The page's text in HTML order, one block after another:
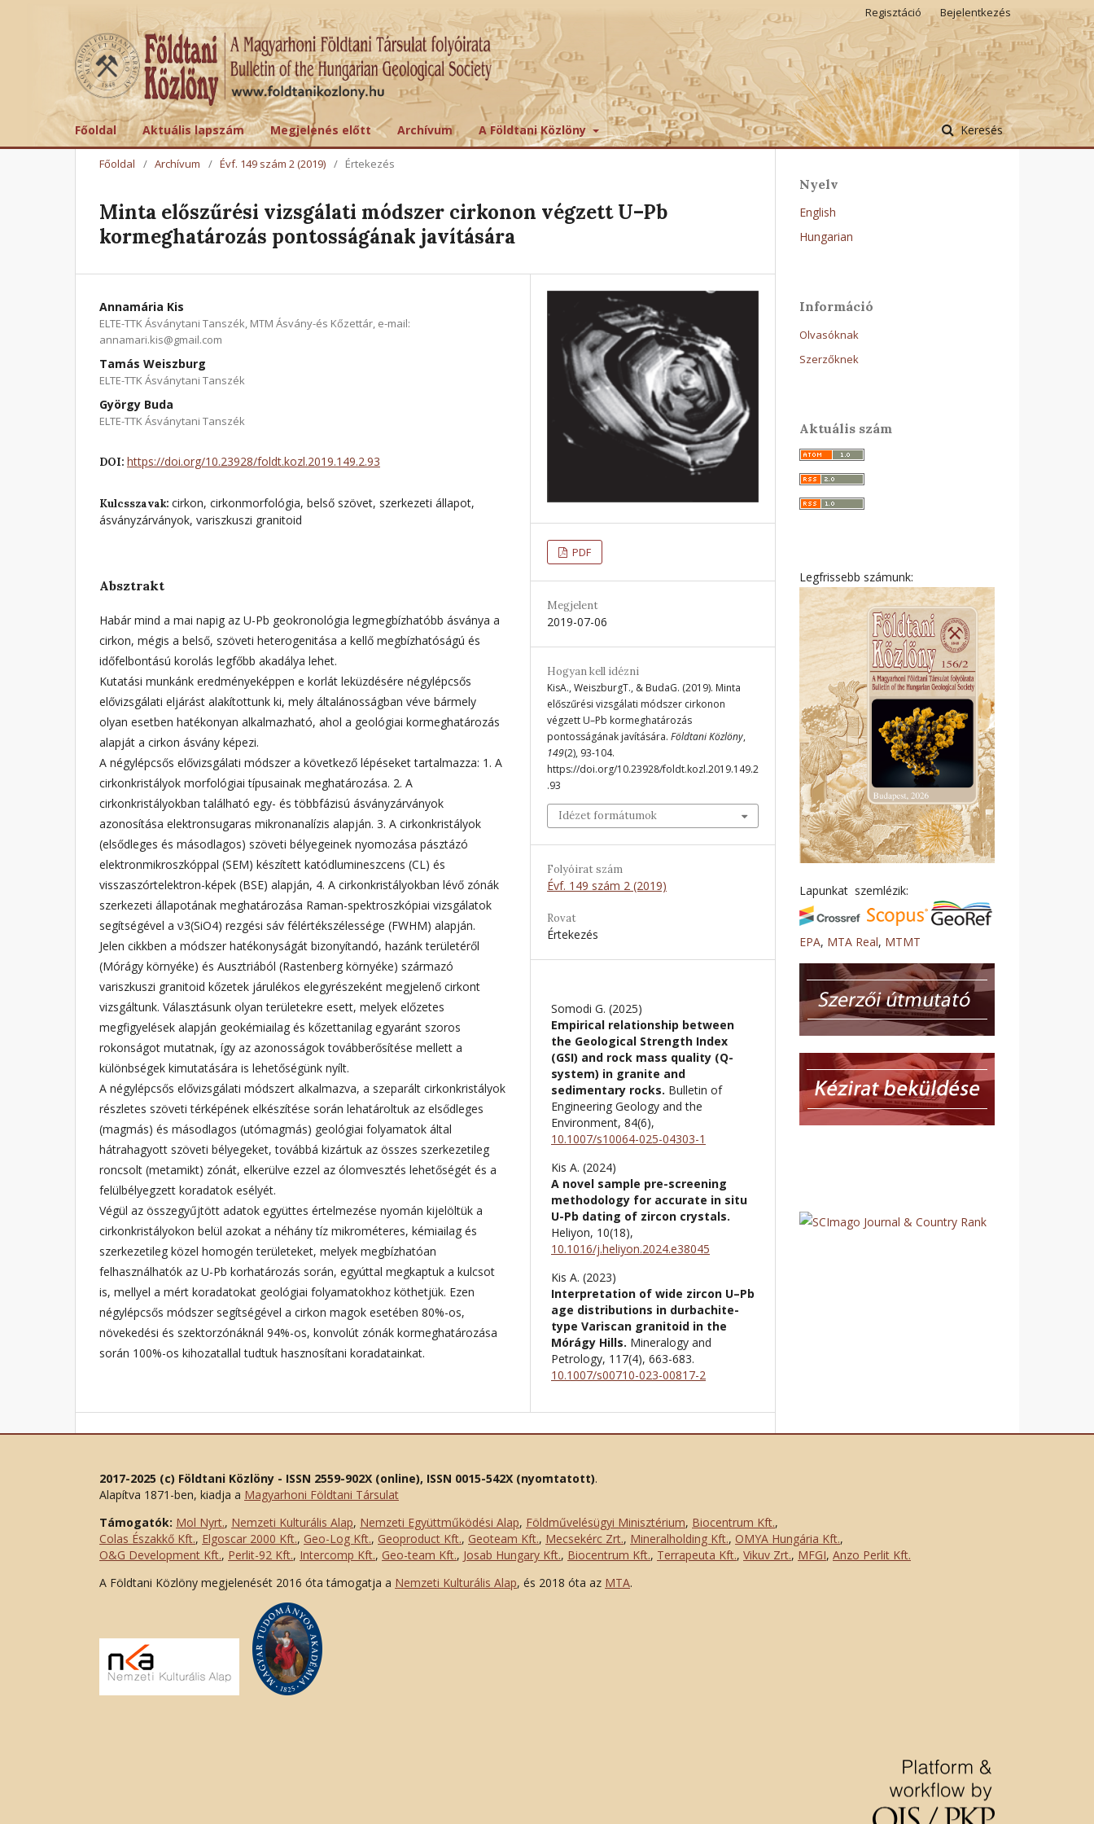
Főoldal Aktuális lapszám Megjelenés előtt Archívum A Földtani Közlöny Keresés
Regisztáció Bejelentkezés
Főoldal / Archívum / Évf. 149 szám 2 (2019) / Értekezés
Minta előszűrési vizsgálati módszer cirkonon végzett U–Pb
kormeghatározás pontosságának javítására
Annamária Kis
ELTE-TTK Ásványtani Tanszék, MTM Ásvány-és Kőzettár, e-mail:
annamari.kis@gmail.com
Tamás Weiszburg
ELTE-TTK Ásványtani Tanszék
György Buda
ELTE-TTK Ásványtani Tanszék
DOI: https://doi.org/10.23928/foldt.kozl.2019.149.2.93
Kulcsszavak: cirkon, cirkonmorfológia, belső szövet, szerkezeti állapot,
ásványzárványok, variszkuszi granitoid
Absztrakt
Habár mind a mai napig az U-Pb geokronológia legmegbízhatóbb ásványa a
cirkon, mégis a belső, szöveti heterogenitása a kellő megbízhatóságú és
időfelbontású korolás legfőbb akadálya lehet.
Kutatási munkánk eredményeképpen e korlát leküzdésére négylépcsős
elővizsgálati eljárást alakítottunk ki, mely általánosságban véve bármely
olyan esetben hatékonyan alkalmazható, ahol a geológiai kormeghatározás
alapját a cirkon ásvány képezi.
A négylépcsős elővizsgálati módszer a következő lépéseket tartalmazza: 1. A
cirkonkristályok morfológiai típusainak meghatározása. 2. A
cirkonkristályokban található egy- és többfázisú ásványzárványok
azonosítása elektronsugaras mikronanalízis alapján. 3. A cirkonkristályok
(elsődleges és másodlagos) szöveti bélyegeinek nyomozása pásztázó
elektronmikroszkóppal (SEM) készített katódlumineszcens (CL) és
visszaszórtelektron-képek (BSE) alapján, 4. A cirkonkristályokban lévő zónák
szerkezeti állapotának meghatározása Raman-spektroszkópiai vizsgálatok
segítségével a ν3(SiO4) rezgési sáv félértékszélessége (FWHM) alapján.
Jelen cikkben a módszer hatékonyságát bizonyítandó, hazánk területéről
(Mórágy környéke) és Ausztriából (Rastenberg környéke) származó
variszkuszi granitoid kőzetek járulékos elegyrészeként megjelenő cirkont
vizsgáltunk. Választásunk olyan területekre esett, melyek előzetes
megfigyelések alapján geokémiailag és kőzettanilag egyaránt szoros
rokonságot mutatnak, így az azonosságok továbberősítése mellett a
különbségek kimutatására is lehetőségünk nyílt.
A négylépcsős elővizsgálati módszert alkalmazva, a szeparált cirkonkristályok
részletes szöveti térképének elkészítése során lehatároltuk az elsődleges
(magmás) és másodlagos (utómagmás) geológiai folyamatok által
hátrahagyott szöveti bélyegeket, továbbá kizártuk az összes szerkezetileg
roncsolt (metamikt) zónát, elkerülve ezzel az ólomvesztés lehetőségét és a
felülbélyegzett koradatok esélyét.
Végül az összegyűjtött adatok együttes értelmezése nyomán kijelöltük a
cirkonkristályokon belül azokat a néhány tíz mikrométeres, kémiailag és
szerkezetileg közel homogén területeket, melyek megbízhatóan
felhasználhatók az U-Pb korhatározás során, egyúttal megkaptuk a kulcsot
is, mellyel a mért koradatokat geológiai folyamatokhoz köthetjük. Ezen
négylépcsős módszer segítségével a cirkon magok esetében 80%-os,
növekedési és szektorzónáknál 94%-os, konvolút zónák kormeghatározása
során 100%-os kihozatallal tudtuk hasznosítani koradatainkat.
PDF
Megjelent
2019-07-06
Hogyan kell idézni
KisA., WeiszburgT., & BudaG. (2019). Minta
előszűrési vizsgálati módszer cirkonon
végzett U–Pb kormeghatározás
pontosságának javítására. Földtani Közlöny,
149(2), 93-104.
https://doi.org/10.23928/foldt.kozl.2019.149.2
.93
Idézet formátumok
Folyóirat szám
Évf. 149 szám 2 (2019)
Rovat
Értekezés
Somodi G. (2025)
Empirical relationship between
the Geological Strength Index
(GSI) and rock mass quality (Q-
system) in granite and
sedimentary rocks. Bulletin of
Engineering Geology and the
Environment, 84(6),
10.1007/s10064-025-04303-1
Kis A. (2024)
A novel sample pre-screening
methodology for accurate in situ
U-Pb dating of zircon crystals.
Heliyon, 10(18),
10.1016/j.heliyon.2024.e38045
Kis A. (2023)
Interpretation of wide zircon U–Pb
age distributions in durbachite-
type Variscan granitoid in the
Mórágy Hills. Mineralogy and
Petrology, 117(4), 663-683.
10.1007/s00710-023-00817-2
Nyelv
English
Hungarian
Információ
Olvasóknak
Szerzőknek
Aktuális szám
Legfrissebb számunk:
Lapunkat szemlézik:
EPA, MTA Real, MTMT
2017-2025 (c) Földtani Közlöny - ISSN 2559-902X (online), ISSN 0015-542X (nyomtatott).
Alapítva 1871-ben, kiadja a Magyarhoni Földtani Társulat
Támogatók: Mol Nyrt., Nemzeti Kulturális Alap, Nemzeti Együttműködési Alap, Földművelésügyi Minisztérium, Biocentrum Kft.,
Colas Északkő Kft., Elgoscar 2000 Kft., Geo-Log Kft., Geoproduct Kft., Geoteam Kft., Mecsekérc Zrt., Mineralholding Kft., OMYA Hungária Kft.,
O&G Development Kft., Perlit-92 Kft., Intercomp Kft., Geo-team Kft., Josab Hungary Kft., Biocentrum Kft., Terrapeuta Kft., Vikuv Zrt., MFGI, Anzo Perlit Kft.
A Földtani Közlöny megjelenését 2016 óta támogatja a Nemzeti Kulturális Alap, és 2018 óta az MTA.